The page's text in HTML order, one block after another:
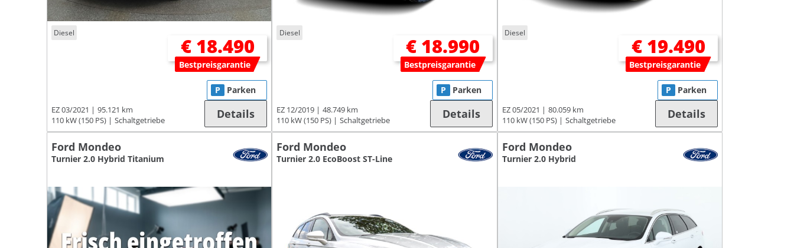
Diesel
€ 18.490
Bestpreisgarantie
EZ 03/2021
95.121 km
110 kW (150 PS)
Schaltgetriebe
P Parken
Details
Diesel
€ 18.990
Bestpreisgarantie
EZ 12/2019
48.749 km
110 kW (150 PS)
Schaltgetriebe
P Parken
Details
Diesel
€ 19.490
Bestpreisgarantie
EZ 05/2021
80.059 km
110 kW (150 PS)
Schaltgetriebe
P Parken
Details
Ford Mondeo
Turnier 2.0 Hybrid Titanium
Ford Mondeo
Turnier 2.0 EcoBoost ST-Line
Ford Mondeo
Turnier 2.0 Hybrid